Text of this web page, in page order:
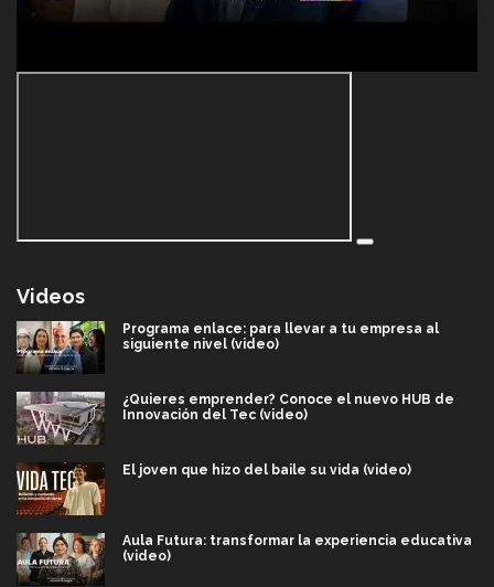
Videos
Programa enlace: para llevar a tu empresa al
siguiente nivel (video)
¿Quieres emprender? Conoce el nuevo HUB de
Innovación del Tec (video)
El joven que hizo del baile su vida (video)
Aula Futura: transformar la experiencia educativa
(video)